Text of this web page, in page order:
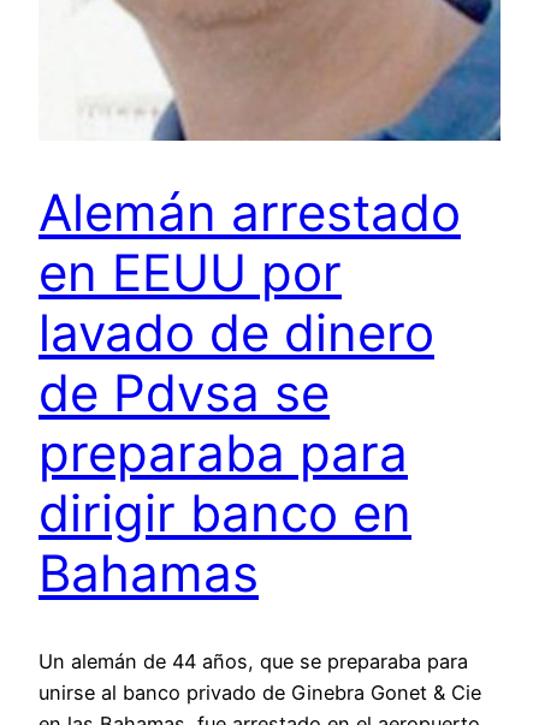
Alemán arrestado
en EEUU por
lavado de dinero
de Pdvsa se
preparaba para
dirigir banco en
Bahamas
Un alemán de 44 años, que se preparaba para
unirse al banco privado de Ginebra Gonet & Cie